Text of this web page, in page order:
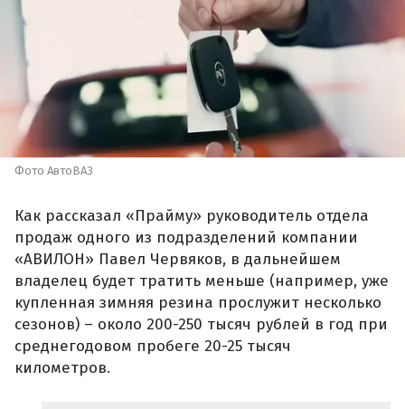
Фото АвтоВАЗ
Как рассказал «Прайму» руководитель отдела
продаж одного из подразделений компании
«АВИЛОН» Павел Червяков, в дальнейшем
владелец будет тратить меньше (например, уже
купленная зимняя резина прослужит несколько
сезонов) – около 200-250 тысяч рублей в год при
среднегодовом пробеге 20-25 тысяч
километров.